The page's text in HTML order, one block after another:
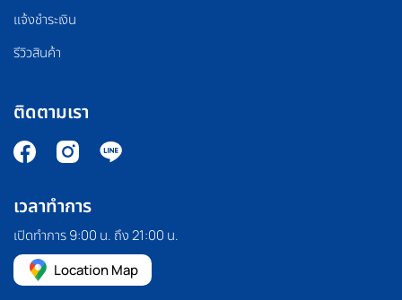
แจ้งชำระเงิน
รีวิวสินค้า
ติดตามเรา
เวลาทำการ
เปิดทำการ 9:00 น. ถึง 21:00 น.
Location Map